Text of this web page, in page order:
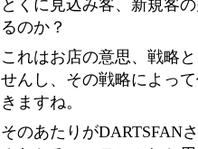
とくに見込み客、新規客
るのか？
これはお店の意思、戦略
せんし、その戦略によっ
きますね。
そのあたりがDARTSFAN